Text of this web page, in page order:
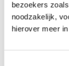
bezoekers
noodzakelijk,
hierover meer